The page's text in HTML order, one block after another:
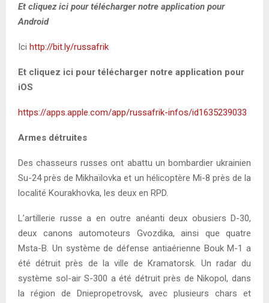
Et cliquez ici pour télécharger notre application pour
Android
Ici http://bit.ly/russafrik
Et cliquez ici pour télécharger notre application pour
iOS
https://apps.apple.com/app/russafrik-infos/id1635239033
Armes détruites
Des chasseurs russes ont abattu un bombardier ukrainien
Su-24 près de Mikhaïlovka et un hélicoptère Mi-8 près de la
localité Kourakhovka, les deux en RPD.
L’artillerie russe a en outre anéanti deux obusiers D-30,
deux canons automoteurs Gvozdika, ainsi que quatre
Msta-B. Un système de défense antiaérienne Bouk M-1 a
été détruit près de la ville de Kramatorsk. Un radar du
système sol-air S-300 a été détruit près de Nikopol, dans
la région de Dniepropetrovsk, avec plusieurs chars et